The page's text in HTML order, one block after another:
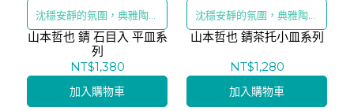
沈穩安靜的氛圍，典雅陶藝
的質感
山本哲也 錆 石目入 平皿系
列
NT$1,380
加入購物車
沈穩安靜的氛圍，典雅陶藝
的質感
山本哲也 錆茶托小皿系列
NT$1,280
加入購物車